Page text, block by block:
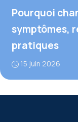
Pourquoi
symptômes,
pratiques
15 juin 2026